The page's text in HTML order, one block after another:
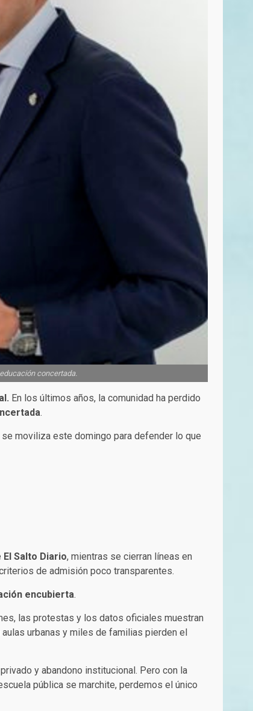
concertada.
En los últimos años, la comunidad ha perdido
.
se moviliza este domingo para defender lo que
El Salto Diario, mientras se cierran líneas en
de admisión poco transparentes.
encubierta.
las protestas y los datos oficiales muestran
urbanas y miles de familias pierden el
y abandono institucional. Pero con la
pública se marchite, perdemos el único